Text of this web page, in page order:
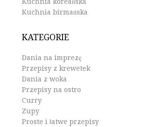
Kuchnia birmańska
KATEGORIE
Dania na imprezę
Przepisy z krewetek
Dania z woka
Przepisy na ostro
Curry
Zupy
Proste i łatwe przepisy